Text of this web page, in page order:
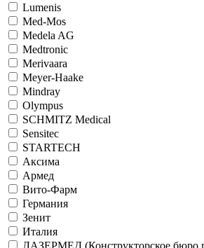
Lumenis
Med-Mos
Medela AG
Medtronic
Merivaara
Meyer-Haake
Mindray
Olympus
SCHMITZ Medical
Sensitec
STARTECH
Аксима
Армед
Вито-Фарм
Германия
Зенит
Италия
ЛАЗЕРМЕД (Конструкторское бюро